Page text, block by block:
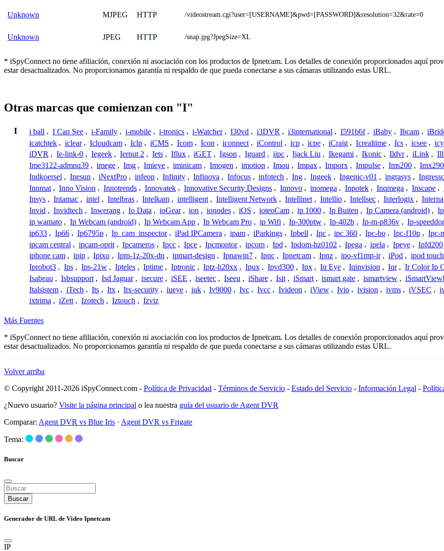
Unknown MJPEG HTTP /videostream.cgi?user=[USERNAME]&pwd=[PASSWORD]&resolution=32&rate=0
Unknown JPEG HTTP /snap.jpg?JpegSize=XL
* iSpyConnect no tiene afiliación, conexión ni asociación con los productos de Ipnetcam. Los detalles de conexión proporcionados aquí
estar desactualizados. No proporcionamos garantía ni respaldo de que pueda conectarse a sus cámaras utilizando estas URL.
Otras marcas que comienzan con "I"
I i ball , I Can See , i-Family , i-mobile , i-tronics , i-Watcher , I30vd , i3DVR , i3international , I591b6f , iBaby , Ibcam ,
icatchtek , iclear , Icloudcam , Iclp , iCMS , Icom , Icon , iconnect , iControl , icp , icpe , iCraig , Icrealtime , Ics , icsee ,
iDVR , Ie-link-0 , Iegeek , Iernut 2 , Iets , Iflux , iGET , Igson , Iguard , iipc , Ijack Liu , Ikegami , Ikonic , Ildvr , iLink ,
Ime3122-admnq39 , imege , Img , Imieye , iminicam , Imogen , imotion , Imou , Impax , Imporx , Impulse , Ims200 , Imx290
Indkoersel , Inesun , iNextPro , infeon , Infinity , Infinova , Infocus , infotech , Ing , Ingeek , Ingenic-v01 , ingrasys ,
Innmat , Inno Vision , Innotrends , Innovatek , Innovative Security Designs , Innovo , inomega , Inpotek , Inqmega , Inscape ,
Insys , Intamac , intel , Intelbras , Intelkam , intelligent , Intelligent Network , Intellinet , Intellio , Intellsec , Interlogix , Interna
Invid , Invidtech , Inwerang , Io Data , ioGear , ion , ionodes , iOS , ioteoCam , ip 1000 , Ip Buiten , Ip Camera (android) ,
ip wamato , Ip Webcam (android) , Ip Webcam App , Ip Webcam Pro , ip Wifi , Ip-300ptw , Ip-402b , Ip-m-p836v , Ip-
ip633 , Ip66 , Ip6795p , Ip_cam_inspector , iPad IPCamera , ipam , iParkings , Ipbell , Ipc , ipc 360 , Ipc-bo , Ipc-f10p , Ipc-
ipcam central , ipcam-oprit , Ipcameros , Ipcc , Ipce , Ipcmontor , ipcom , Ipd , Ipdom-hz0102 , Ipega , ipela , Ipeye , Ipfd200
iphone cam , ipip , Ipixo , Ipm-1z-20x-dn , ipmart-design , Ipnawin7 , Ipnc , Ipnetcam , Ipnz , ipo-vf1mp-ir , iPod , ipod touch
Iprobot3 , Ips , Ips-21w , Ipteles , Iptime , Iptronic , Iptz-h20xx , Ipux , Ipvd300 , Ipx , Iq Eye , Iqinvision , Iqr , Ir Color Ip
Isabeau , Isbsupport , Isd Jaguar , isecure , iSEE , iseetec , Iseeu , iShare , Isit , iSmart , ismart gate , ismartview ,
Italsistem , iTech , Its , Itx , Itx-security , iueye , iuk , Iv9000 , Ivc , Ivcc , Ivideon , iView , Ivio , ivision , ivms , iVSEC ,
ixtrima , iZett , Izotech , Iztouch , Izviz
Más Fuentes
* iSpyConnect no tiene afiliación, conexión ni asociación con los productos de Ipnetcam. Los detalles de conexión proporcionados aquí
estar desactualizados. No proporcionamos garantía ni respaldo de que pueda conectarse a sus cámaras utilizando estas URL.
Volver arriba
© Copyright 2011-2026 iSpyConnect.com - Política de Privacidad - Términos de Servicio - Estado del Servicio - Información Legal -
¿Nuevo usuario? Visite la página principal o lea nuestra guía del usuario de Agent DVR
Comparar: Agent DVR vs Blue Iris · Agent DVR vs Frigate
Tema:
Buscar
Buscar
Generador de URL de Video Ipnetcam
IP